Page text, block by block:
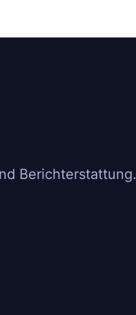
Berichterstattung.